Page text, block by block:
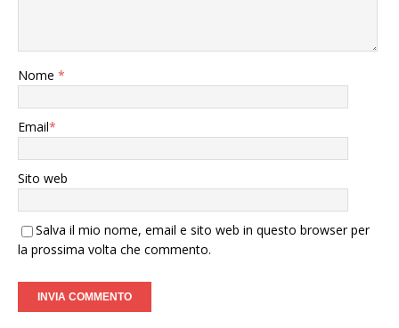
Nome *
Email*
Sito web
Salva il mio nome, email e sito web in questo browser per
la prossima volta che commento.